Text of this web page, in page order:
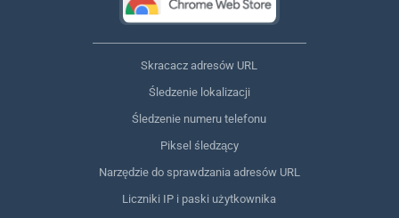
Skracacz adresów URL
Śledzenie lokalizacji
Śledzenie numeru telefonu
Piksel śledzący
Narzędzie do sprawdzania adresów URL
Liczniki IP i paski użytkownika